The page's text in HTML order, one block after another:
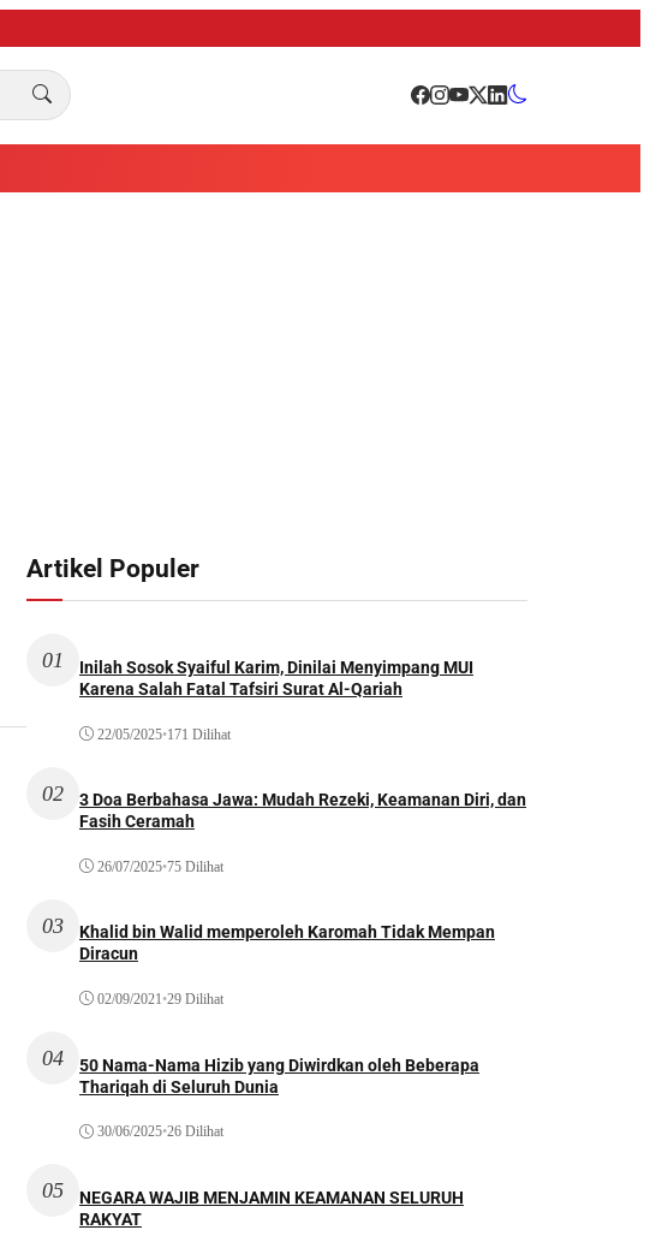
Artikel Populer
01
Inilah Sosok Syaiful Karim, Dinilai Menyimpang MUI
Karena Salah Fatal Tafsiri Surat Al-Qariah
22/05/2025•171 Dilihat
02
3 Doa Berbahasa Jawa: Mudah Rezeki, Keamanan Diri, dan
Fasih Ceramah
26/07/2025•75 Dilihat
03
Khalid bin Walid memperoleh Karomah Tidak Mempan
Diracun
02/09/2021•29 Dilihat
04
50 Nama-Nama Hizib yang Diwirdkan oleh Beberapa
Thariqah di Seluruh Dunia
30/06/2025•26 Dilihat
05
NEGARA WAJIB MENJAMIN KEAMANAN SELURUH
RAKYAT